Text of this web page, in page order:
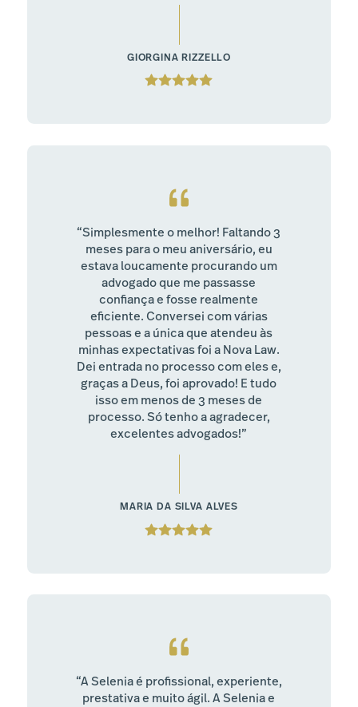
GIORGINA RIZZELLO
“Simplesmente o melhor! Faltando 3
meses para o meu aniversário, eu
estava loucamente procurando um
advogado que me passasse
confiança e fosse realmente
eficiente. Conversei com várias
pessoas e a única que atendeu às
minhas expectativas foi a Nova Law.
Dei entrada no processo com eles e,
graças a Deus, foi aprovado! E tudo
isso em menos de 3 meses de
processo. Só tenho a agradecer,
excelentes advogados!”
MARIA DA SILVA ALVES
“A Selenia é profissional, experiente,
prestativa e muito ágil. A Selenia e